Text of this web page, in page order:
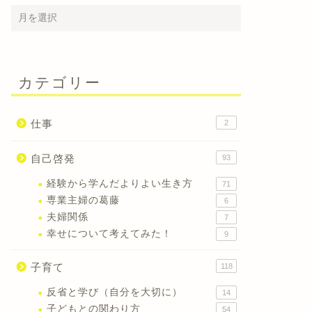
カテゴリー
仕事 2
自己啓発 93
経験から学んだよりよい生き方 71
専業主婦の葛藤 6
夫婦関係 7
幸せについて考えてみた！ 9
子育て 118
反省と学び（自分を大切に） 14
子どもとの関わり方 54